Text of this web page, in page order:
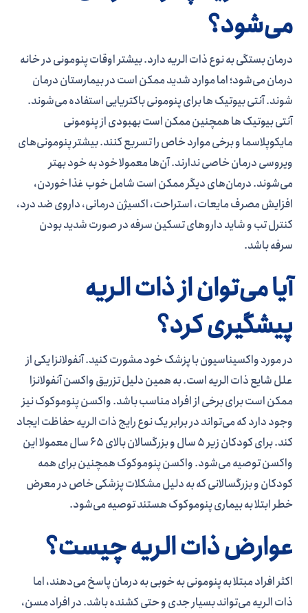
می‌شود؟
درمان بستگی به نوع ذات الریه دارد. بیشتر اوقات پنومونی در خانه
درمان می‌شود؛ اما موارد شدید ممکن است در بیمارستان درمان
شوند. آنتی بیوتیک ها برای پنومونی باکتریایی استفاده می‌شوند.
آنتی بیوتیک ها همچنین ممکن است بهبودی از پنومونی
مایکوپلاسما و برخی موارد خاص را تسریع کنند. بیشتر پنومونی‌های
ویروسی درمان خاصی ندارند. آن‌ها معمولا خود به خود بهتر
می‌شوند. درمان‌های دیگر ممکن است شامل خوب غذا خوردن،
افزایش مصرف مایعات، استراحت، اکسیژن درمانی، داروی ضد درد،
کنترل تب و شاید داروهای تسکین سرفه در صورت شدید بودن
سرفه باشد.
آیا می‌توان از ذات الریه
پیشگیری کرد؟
در مورد واکسیناسیون با پزشک خود مشورت کنید. آنفولانزا یکی از
علل شایع ذات الریه است. به همین دلیل تزریق واکسن آنفولانزا
ممکن است برای برخی از افراد مناسب باشد. واکسن پنوموکوک نیز
وجود دارد که می‌تواند در برابر یک نوع رایج ذات الریه حفاظت ایجاد
کند. برای کودکان زیر 5 سال و بزرگسالان بالای 65 سال معمولا این
واکسن توصیه می‌شود. واکسن پنوموکوک همچنین برای همه
کودکان و بزرگسالانی که به دلیل مشکلات پزشکی خاص در معرض
خطر ابتلا به بیماری پنوموکوک هستند توصیه می‌شود.
عوارض ذات الریه چیست؟
اکثر افراد مبتلا به پنومونی به خوبی به درمان پاسخ می‌دهند، اما
ذات الریه می‌تواند بسیار جدی و حتی کشنده باشد. در افراد مسن،